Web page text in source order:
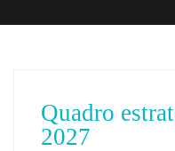
Quadro
2027